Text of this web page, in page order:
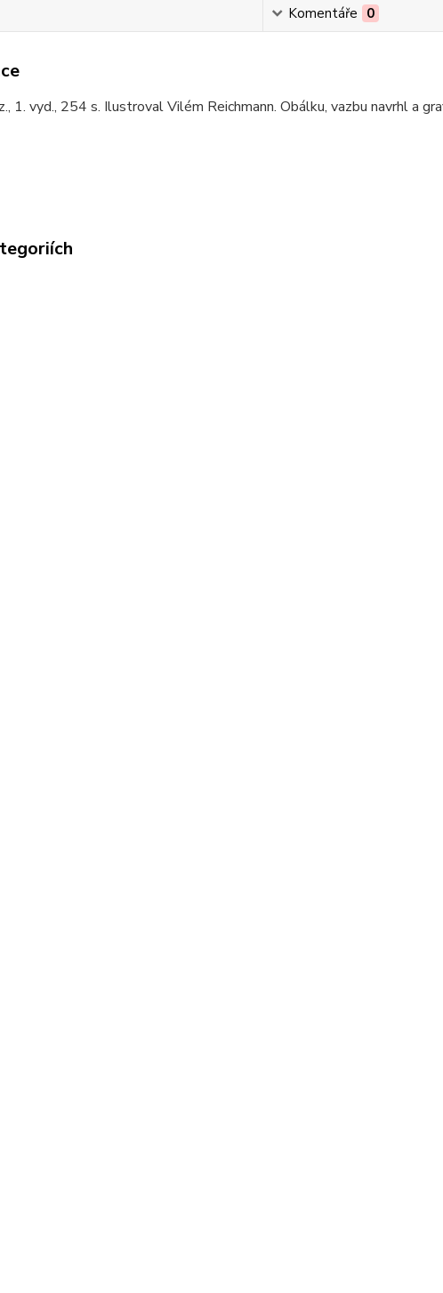
Komentáře 0
1. vyd., 254 s. Ilustroval Vilém Reichmann. Obálku, vazbu navrhl a